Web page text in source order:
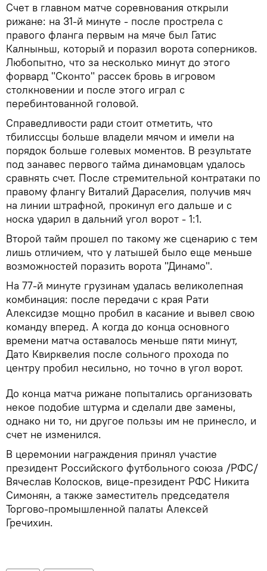
Счет в главном матче соревнования открыли
рижане: на 31-й минуте - после прострела с
правого фланга первым на мяче был Гатис
Калныньш, который и поразил ворота соперников.
Любопытно, что за несколько минут до этого
форвард "Сконто" рассек бровь в игровом
столкновении и после этого играл с
перебинтованной головой.
Справедливости ради стоит отметить, что
тбилиссцы больше владели мячом и имели на
порядок больше голевых моментов. В результате
под занавес первого тайма динамовцам удалось
сравнять счет. После стремительной контратаки по
правому флангу Виталий Дараселия, получив мяч
на линии штрафной, прокинул его дальше и с
носка ударил в дальний угол ворот - 1:1.
Второй тайм прошел по такому же сценарию с тем
лишь отличием, что у латышей было еще меньше
возможностей поразить ворота "Динамо".
На 77-й минуте грузинам удалась великолепная
комбинация: после передачи с края Рати
Алексидзе мощно пробил в касание и вывел свою
команду вперед. А когда до конца основного
времени матча оставалось меньше пяти минут,
Дато Квирквелия после сольного прохода по
центру пробил несильно, но точно в угол ворот.
До конца матча рижане попытались организовать
некое подобие штурма и сделали две замены,
однако ни то, ни другое пользы им не принесло, и
счет не изменился.
В церемонии награждения принял участие
президент Российского футбольного союза /РФС/
Вячеслав Колосков, вице-президент РФС Никита
Симонян, а также заместитель председателя
Торгово-промышленной палаты Алексей
Гречихин.